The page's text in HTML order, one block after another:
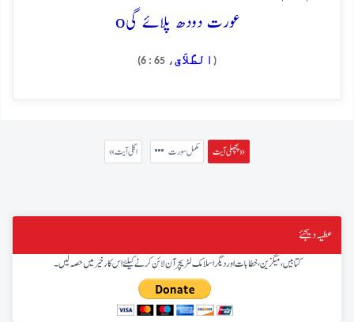
عورت دودھ پلائے گیo
( الطَّلاَق ، 65 : 6)
پچھلی آیت » مکمل سورت « اگلی آیت
عطیہ دیجئے
کتابیں، میگزین، خطابات اور دیگر اسلامک لٹریچر آن لائن کرنے کیلئے اس کار خیر میں حصہ لیں۔